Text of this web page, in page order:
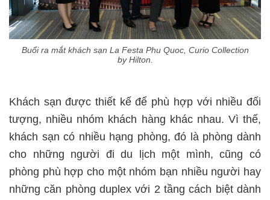
Buổi ra mắt khách sạn La Festa Phu Quoc, Curio Collection
by Hilton.
Khách sạn được thiết kế để phù hợp với nhiều đối
tượng, nhiều nhóm khách hàng khác nhau. Vì thế,
khách sạn có nhiều hạng phòng, đó là phòng dành
cho những người đi du lịch một mình, cũng có
phòng phù hợp cho một nhóm bạn nhiều người hay
những căn phòng duplex với 2 tầng cách biệt dành